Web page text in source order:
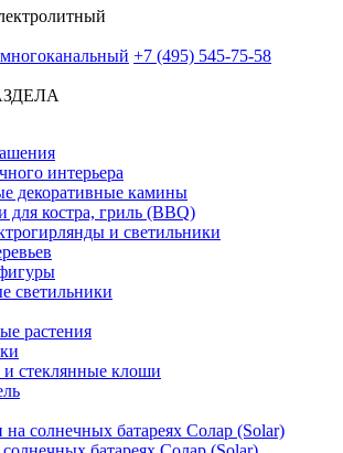
стола
свечи
и декор
из бумаги
На портале поставщиков